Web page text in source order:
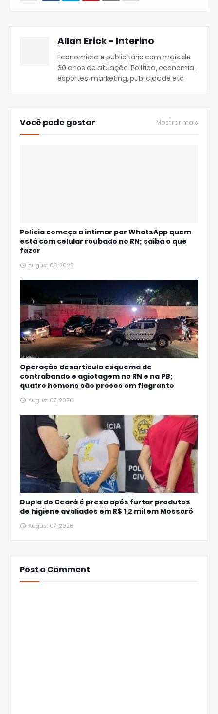
Allan Erick - Interino
Economista e publicitário com mais de
30 anos de atuação. Política, economia,
esportes, marketing, publicidade etc
Você pode gostar Mostrar mais
Polícia começa a intimar por WhatsApp quem
está com celular roubado no RN; saiba o que
fazer
August 08, 2026
Operação desarticula esquema de
contrabando e agiotagem no RN e na PB;
quatro homens são presos em flagrante
August 07, 2026
Dupla do Ceará é presa após furtar produtos
de higiene avaliados em R$ 1,2 mil em Mossoró
August 07, 2026
Post a Comment